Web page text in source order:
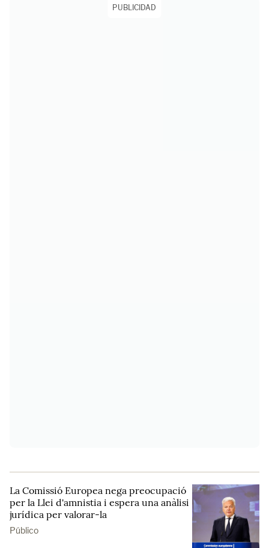
PUBLICIDAD
La Comissió Europea nega preocupació
per la Llei d'amnistia i espera una anàlisi
jurídica per valorar-la
Público